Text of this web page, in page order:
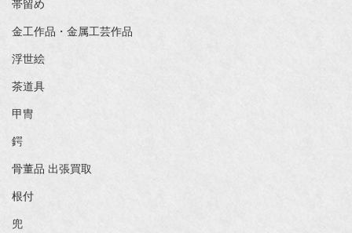
帯留め
金工作品・金属工芸作品
浮世絵
茶道具
甲冑
鍔
骨董品 出張買取
根付
兜